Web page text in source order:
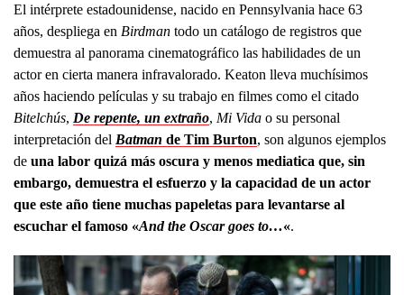
El intérprete estadounidense, nacido en Pennsylvania hace 63
años, despliega en Birdman todo un catálogo de registros que
demuestra al panorama cinematográfico las habilidades de un
actor en cierta manera infravalorado. Keaton lleva muchísimos
años haciendo películas y su trabajo en filmes como el citado
Bitelchús, De repente, un extraño, Mi Vida o su personal
interpretación del Batman de Tim Burton, son algunos ejemplos
de una labor quizá más oscura y menos mediatica que, sin
embargo, demuestra el esfuerzo y la capacidad de un actor
que este año tiene muchas papeletas para levantarse al
escuchar el famoso «And the Oscar goes to…«.